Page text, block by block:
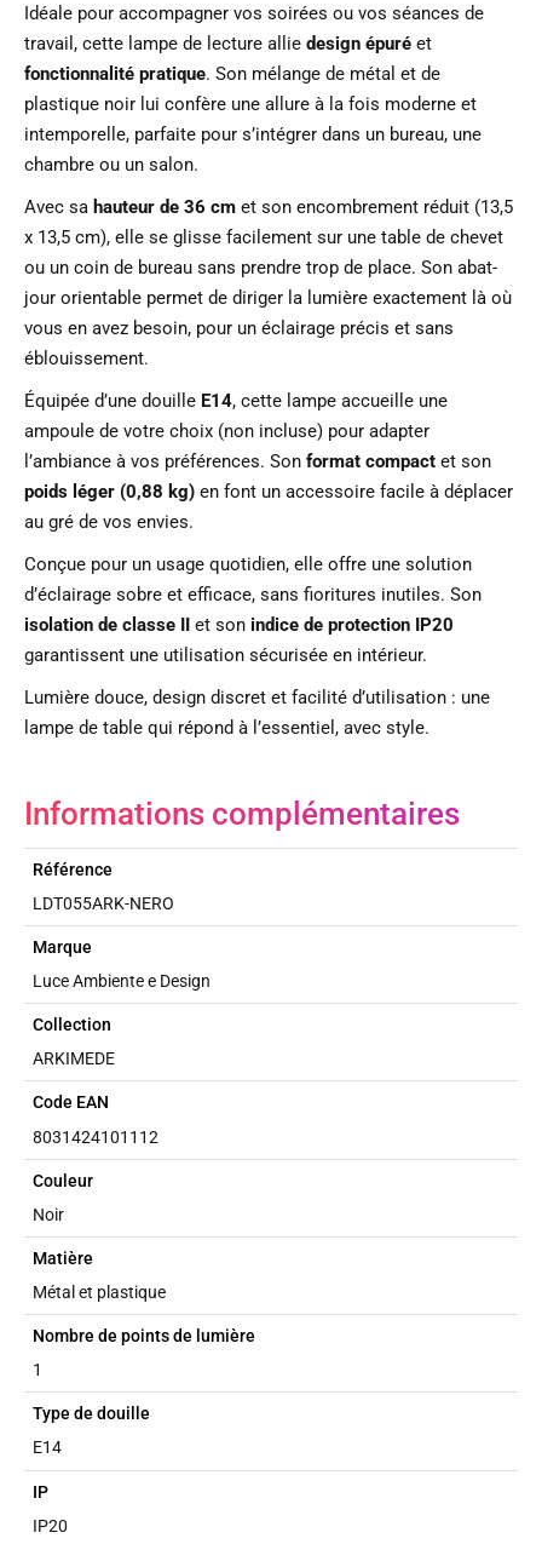
Idéale pour accompagner vos soirées ou vos séances de
travail, cette lampe de lecture allie design épuré et
fonctionnalité pratique. Son mélange de métal et de
plastique noir lui confère une allure à la fois moderne et
intemporelle, parfaite pour s’intégrer dans un bureau, une
chambre ou un salon.
Avec sa hauteur de 36 cm et son encombrement réduit (13,5
x 13,5 cm), elle se glisse facilement sur une table de chevet
ou un coin de bureau sans prendre trop de place. Son abat-
jour orientable permet de diriger la lumière exactement là où
vous en avez besoin, pour un éclairage précis et sans
éblouissement.
Équipée d’une douille E14, cette lampe accueille une
ampoule de votre choix (non incluse) pour adapter
l’ambiance à vos préférences. Son format compact et son
poids léger (0,88 kg) en font un accessoire facile à déplacer
au gré de vos envies.
Conçue pour un usage quotidien, elle offre une solution
d’éclairage sobre et efficace, sans fioritures inutiles. Son
isolation de classe II et son indice de protection IP20
garantissent une utilisation sécurisée en intérieur.
Lumière douce, design discret et facilité d’utilisation : une
lampe de table qui répond à l’essentiel, avec style.
Informations complémentaires
Référence
LDT055ARK-NERO
Marque
Luce Ambiente e Design
Collection
ARKIMEDE
Code EAN
8031424101112
Couleur
Noir
Matière
Métal et plastique
Nombre de points de lumière
1
Type de douille
E14
IP
IP20